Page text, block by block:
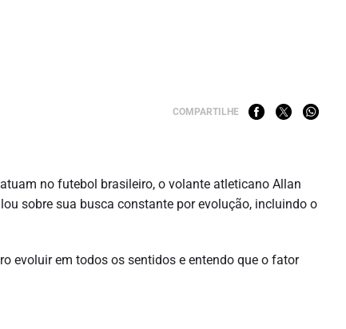
COMPARTILHE
no futebol brasileiro, o volante atleticano Allan
sobre sua busca constante por evolução, incluindo o
evoluir em todos os sentidos e entendo que o fator